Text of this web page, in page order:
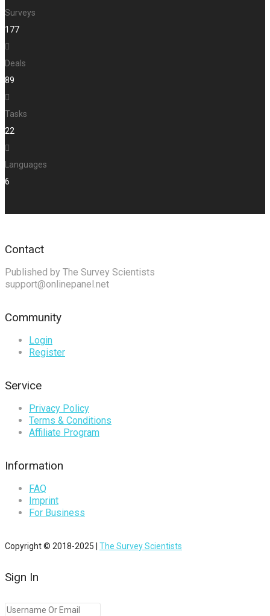
Surveys
177
Deals
89
Tasks
22
Languages
6
Contact
Published by The Survey Scientists
support@onlinepanel.net
Community
Login
Register
Service
Privacy Policy
Terms & Conditions
Affiliate Program
Information
FAQ
Imprint
For Business
Copyright © 2018-2025 | The Survey Scientists
Sign In